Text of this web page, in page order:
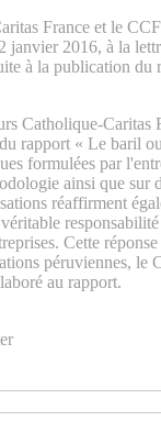
France et le
janvier 2016, à la
à la publication du
Catholique-
rapport « Le baril
formulées par
ainsi que sur
réaffirment
responsabilité
Cette
péruviennes, le
au rapport.